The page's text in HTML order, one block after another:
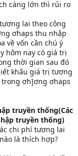
càng lớn thì rủi ro
lai theo công
ơhaps thu nhập
về vốn cần chú ý
hôm nay có giá trị
thời gian sau đó
khấu giá trị tương
ơh]ơng ơhaps
truyền thống(Các
truyền thống)
chi phí tương lai
là thích hợp?